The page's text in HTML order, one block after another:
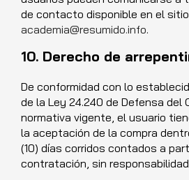
de contacto disponible en el
academia@resumido.info.
10. Derecho de
De conformidad con lo
de la Ley 24.240 de Defensa del
normativa vigente, el usuario
la aceptación de la compra
(10) días corridos contados a
contratación, sin